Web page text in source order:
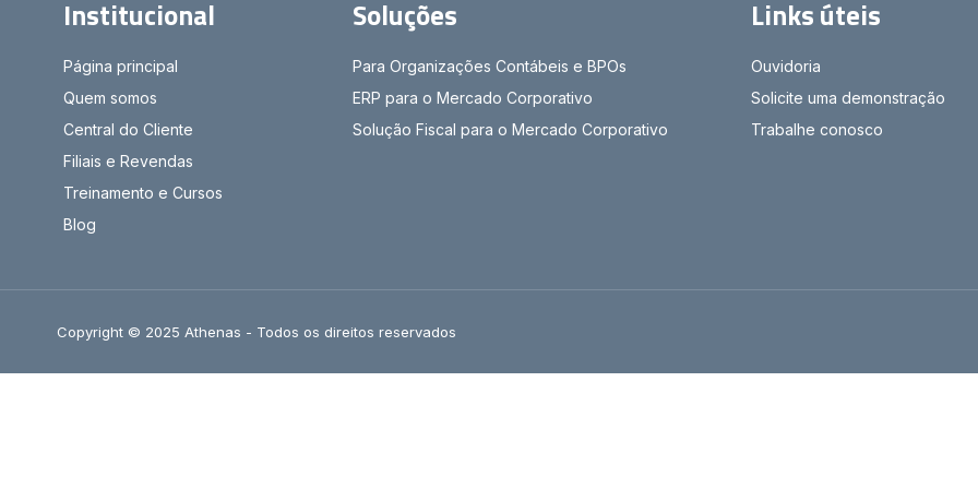
Institucional
Página principal
Quem somos
Central do Cliente
Filiais e Revendas
Treinamento e Cursos
Blog
Soluções
Para Organizações Contábeis e BPOs
ERP para o Mercado Corporativo
Solução Fiscal para o Mercado Corporativo
Links úteis
Ouvidoria
Solicite uma demonstração
Trabalhe conosco
Copyright © 2025 Athenas - Todos os direitos reservados